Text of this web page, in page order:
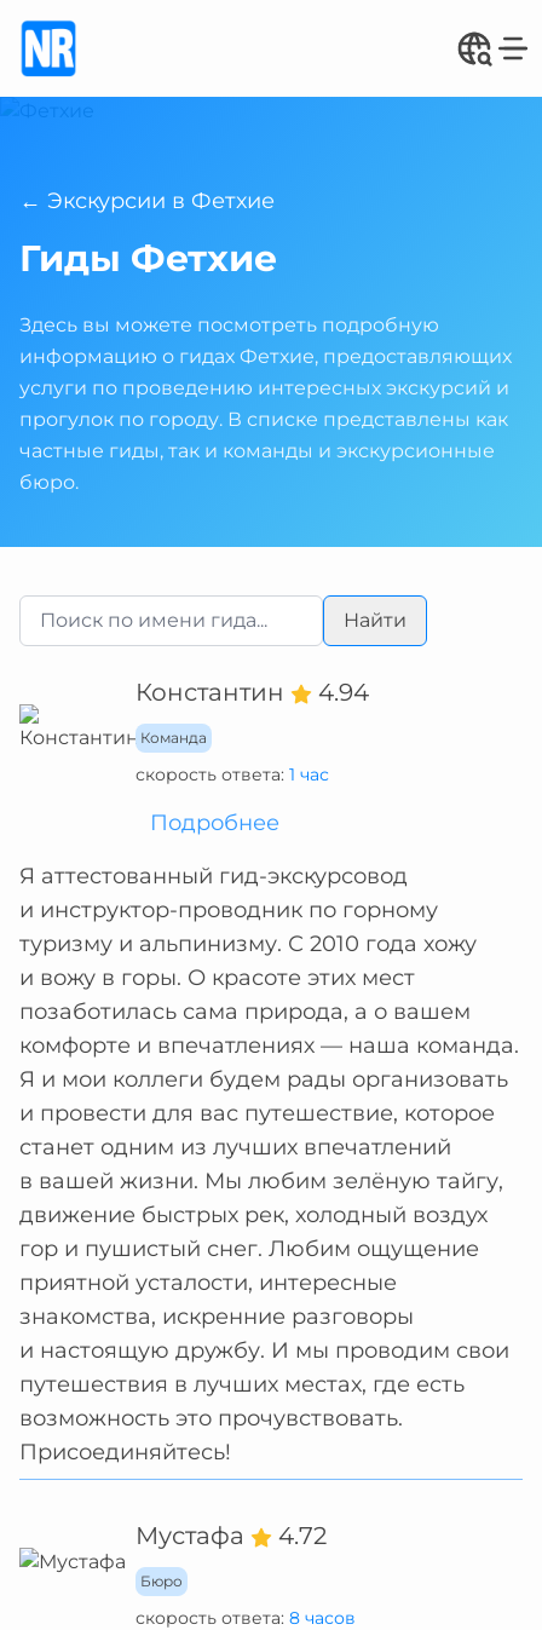
← Экскурсии в Фетхие
Гиды Фетхие
Здесь вы можете посмотреть подробную
информацию о гидах Фетхие, предоставляющих
услуги по проведению интересных экскурсий и
прогулок по городу. В списке представлены как
частные гиды, так и команды и экскурсионные
бюро.
Найти
Константин 4.94
Команда
скорость ответа: 1 час
Подробнее
Я аттестованный гид-экскурсовод
и инструктор-проводник по горному
туризму и альпинизму. С 2010 года хожу
и вожу в горы. О красоте этих мест
позаботилась сама природа, а о вашем
комфорте и впечатлениях — наша команда.
Я и мои коллеги будем рады организовать
и провести для вас путешествие, которое
станет одним из лучших впечатлений
в вашей жизни. Мы любим зелёную тайгу,
движение быстрых рек, холодный воздух
гор и пушистый снег. Любим ощущение
приятной усталости, интересные
знакомства, искренние разговоры
и настоящую дружбу. И мы проводим свои
путешествия в лучших местах, где есть
возможность это прочувствовать.
Присоединяйтесь!
Мустафа 4.72
Бюро
скорость ответа: 8 часов